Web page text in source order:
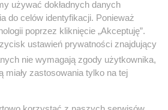
używać dokładnych danych
do celów identyfikacji. Ponieważ
poprzez kliknięcie „Akceptuję”.
ustawień prywatności znajdujący
nie wymagają zgody użytkownika,
zastosowania tylko na tej